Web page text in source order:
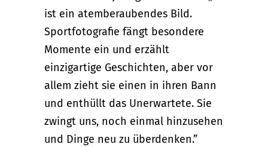
ist ein atemberaubendes Bild.
Sportfotografie fängt besondere
Momente ein und erzählt
einzigartige Geschichten, aber vor
allem zieht sie einen in ihren Bann
und enthüllt das Unerwartete. Sie
zwingt uns, noch einmal hinzusehen
und Dinge neu zu überdenken.”